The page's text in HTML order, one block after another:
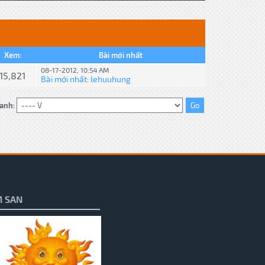
Xem: Bài mới nhất
15,821 08-17-2012, 10:54 AM
Bài mới nhất: lehuuhung
SAN